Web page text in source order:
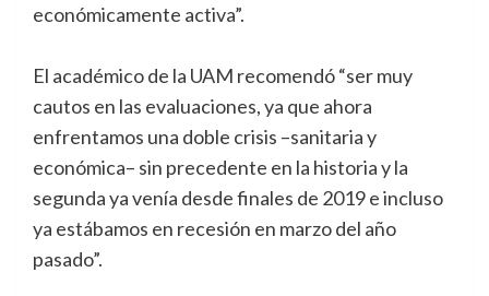
económicamente activa”.
El académico de la UAM recomendó “ser muy
cautos en las evaluaciones, ya que ahora
enfrentamos una doble crisis –sanitaria y
económica– sin precedente en la historia y la
segunda ya venía desde finales de 2019 e incluso
ya estábamos en recesión en marzo del año
pasado”.